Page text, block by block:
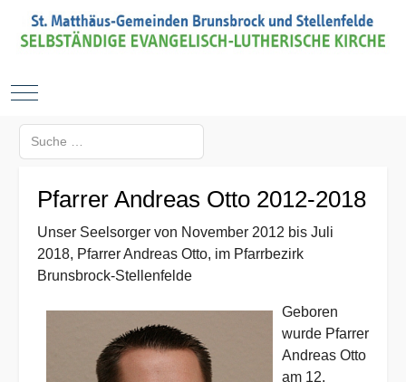
Mobile Menu Toggle
Pfarrer Andreas Otto 2012-2018
Unser Seelsorger von November 2012 bis Juli
2018, Pfarrer Andreas Otto, im Pfarrbezirk
Brunsbrock-Stellenfelde
Geboren
wurde Pfarrer
Andreas Otto
am 12.